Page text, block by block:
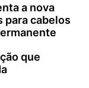
a nova
para cabelos
que